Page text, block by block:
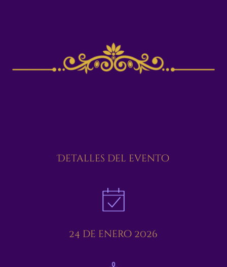
Detalles del evento
24 de enero 2026